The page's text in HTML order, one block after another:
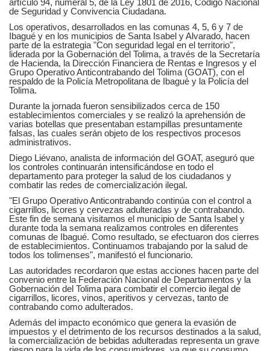
artículo 94, numeral 5, de la Ley 1801 de 2016, Código Nacional
de Seguridad y Convivencia Ciudadana.
Los operativos, desarrollados en las comunas 4, 5, 6 y 7 de
Ibagué y en los municipios de Santa Isabel y Alvarado, hacen
parte de la estrategia "Con seguridad legal en el territorio",
liderada por la Gobernación del Tolima, a través de la Secretaría
de Hacienda, la Dirección Financiera de Rentas e Ingresos y el
Grupo Operativo Anticontrabando del Tolima (GOAT), con el
respaldo de la Policía Metropolitana de Ibagué y la Policía del
Tolima.
Durante la jornada fueron sensibilizados cerca de 150
establecimientos comerciales y se realizó la aprehensión de
varias botellas que presentaban estampillas presuntamente
falsas, las cuales serán objeto de los respectivos procesos
administrativos.
Diego Liévano, analista de información del GOAT, aseguró que
los controles continuarán intensificándose en todo el
departamento para proteger la salud de los ciudadanos y
combatir las redes de comercialización ilegal.
"El Grupo Operativo Anticontrabando continúa con el control a
cigarrillos, licores y cervezas adulteradas y de contrabando.
Este fin de semana visitamos el municipio de Santa Isabel y
durante toda la semana realizamos controles en diferentes
comunas de Ibagué. Como resultado, se efectuaron dos cierres
de establecimientos. Continuamos trabajando por la salud de
todos los tolimenses", manifestó el funcionario.
Las autoridades recordaron que estas acciones hacen parte del
convenio entre la Federación Nacional de Departamentos y la
Gobernación del Tolima para combatir el comercio ilegal de
cigarrillos, licores, vinos, aperitivos y cervezas, tanto de
contrabando como adulterados.
Además del impacto económico que genera la evasión de
impuestos y el detrimento de los recursos destinados a la salud,
la comercialización de bebidas adulteradas representa un grave